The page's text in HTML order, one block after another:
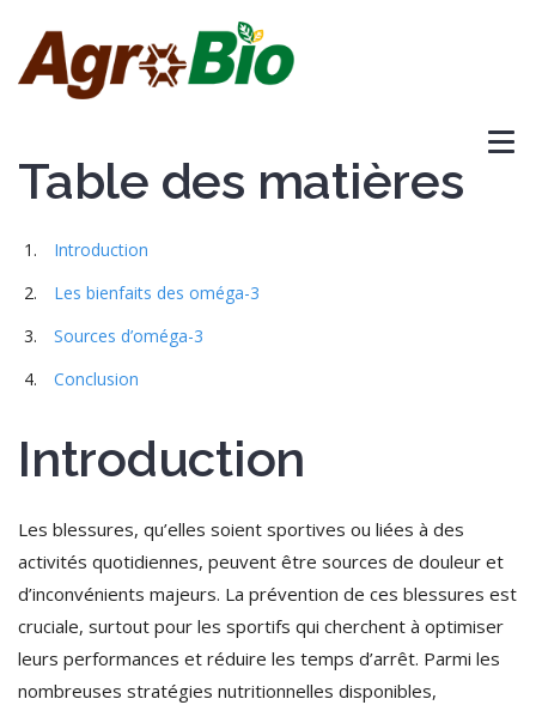
Table des matières
Introduction
Les bienfaits des oméga-3
Sources d’oméga-3
Conclusion
Introduction
Les blessures, qu’elles soient sportives ou liées à des
activités quotidiennes, peuvent être sources de douleur et
d’inconvénients majeurs. La prévention de ces blessures est
cruciale, surtout pour les sportifs qui cherchent à optimiser
leurs performances et réduire les temps d’arrêt. Parmi les
nombreuses stratégies nutritionnelles disponibles,